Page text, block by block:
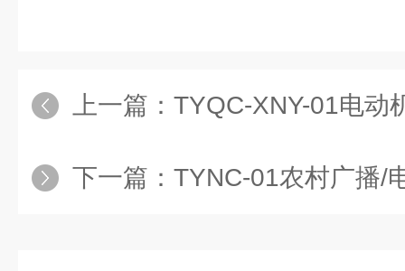
上一篇： TYQC-XNY-01电动机动车制动能量回
下一篇： TYNC-01农村广播/电视与网络